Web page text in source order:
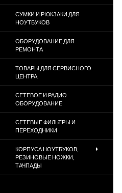
СУМКИ И РЮКЗАКИ ДЛЯ
НОУТБУКОВ
ОБОРУДОВАНИЕ ДЛЯ
РЕМОНТА
ТОВАРЫ ДЛЯ СЕРВИСНОГО
ЦЕНТРА.
СЕТЕВОЕ И РАДИО
ОБОРУДОВАНИЕ
СЕТЕВЫЕ ФИЛЬТРЫ И
ПЕРЕХОДНИКИ
КОРПУСА НОУТБУКОВ,
РЕЗИНОВЫЕ НОЖКИ,
ТАЧПАДЫ